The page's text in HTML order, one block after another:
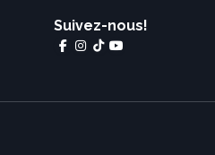
Suivez-nous!